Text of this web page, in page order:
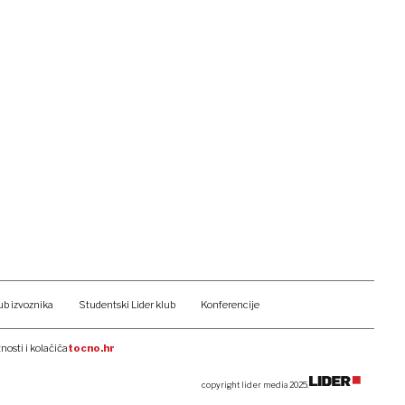
izvoznika Studentski Lider klub Konferencije
i kolačićatocno.hr
copyright lider media 2025.